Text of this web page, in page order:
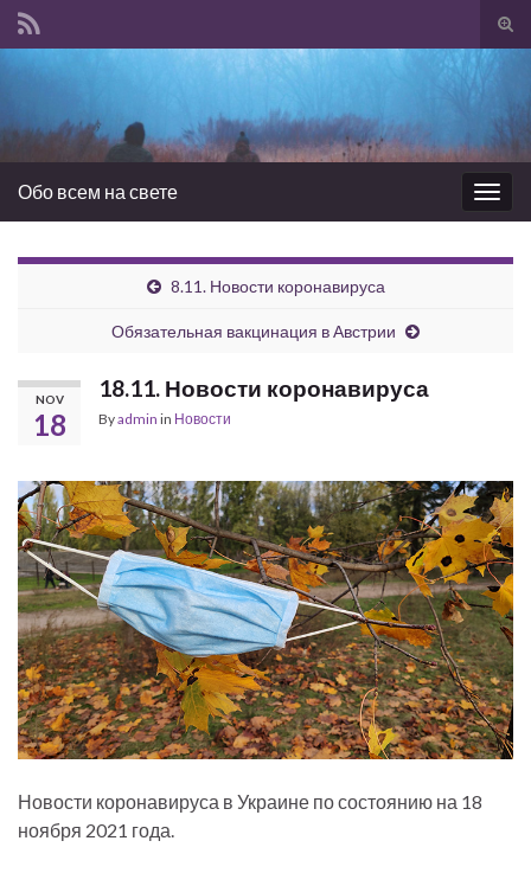
Обо всем на свете
8.11. Новости коронавируса
Обязательная вакцинация в Австрии
NOV
18
18.11. Новости коронавируса
Byadmin in Новости
Новости коронавируса в Украине по состоянию на 18
ноября 2021 года.